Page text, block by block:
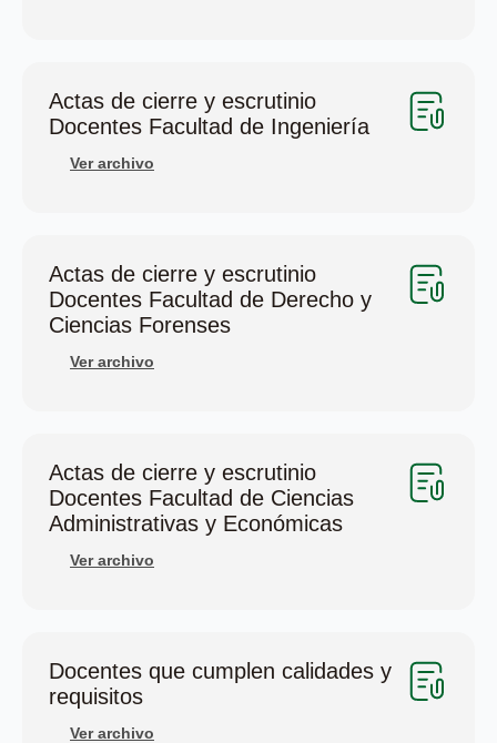
Actas de cierre y escrutinio
Docentes Facultad de Ingeniería
Ver archivo
Actas de cierre y escrutinio
Docentes Facultad de Derecho y
Ciencias Forenses
Ver archivo
Actas de cierre y escrutinio
Docentes Facultad de Ciencias
Administrativas y Económicas
Ver archivo
Docentes que cumplen calidades y
requisitos
Ver archivo